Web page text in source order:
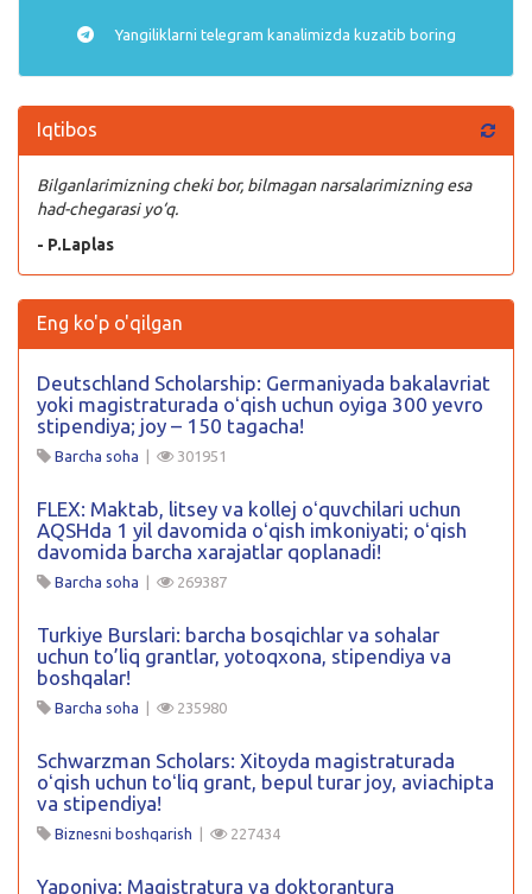
Yangiliklarni telegram kanalimizda kuzatib boring
Iqtibos
Bilganlarimizning cheki bor, bilmagan narsalarimizning esa
had-chegarasi yo‘q.
- P.Laplas
Eng ko'p o'qilgan
Deutschland Scholarship: Germaniyada bakalavriat
yoki magistraturada oʻqish uchun oyiga 300 yevro
stipendiya; joy – 150 tagacha!
Barcha soha | 301951
FLEX: Maktab, litsey va kollej oʻquvchilari uchun
AQSHda 1 yil davomida oʻqish imkoniyati; oʻqish
davomida barcha xarajatlar qoplanadi!
Barcha soha | 269387
Turkiye Burslari: barcha bosqichlar va sohalar
uchun to’liq grantlar, yotoqxona, stipendiya va
boshqalar!
Barcha soha | 235980
Schwarzman Scholars: Xitoyda magistraturada
oʻqish uchun toʻliq grant, bepul turar joy, aviachipta
va stipendiya!
Biznesni boshqarish | 227434
Yaponiya: Magistratura va doktorantura